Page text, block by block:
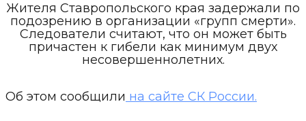
Жителя Ставропольского края задержали по
подозрению в организации «групп смерти».
Следователи считают, что он может быть
причастен к гибели как минимум двух
несовершеннолетних.
Об этом сообщили на сайте СК России.